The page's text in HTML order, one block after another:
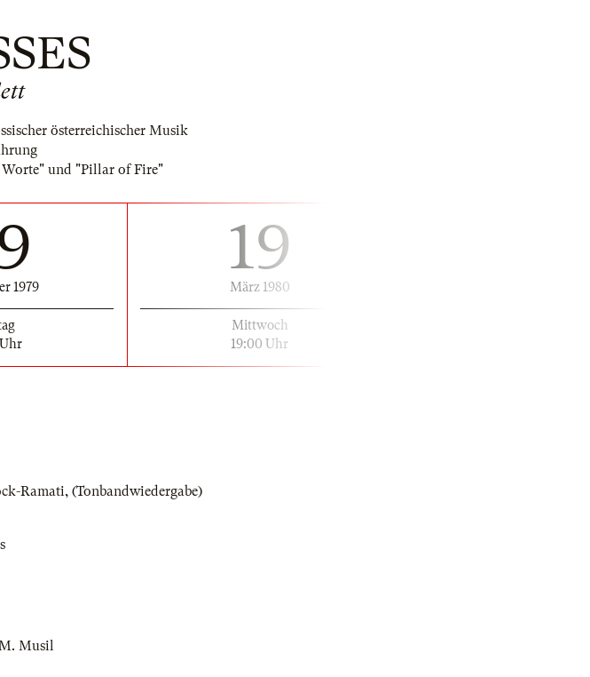
österreichischer Musik
und "Pillar of Fire"
1979
19
März 1980
Mittwoch
19:00 Uhr
Ramati, (Tonbandwiedergabe)
Musil